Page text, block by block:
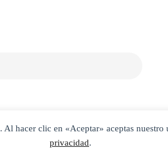
hacer clic en «Aceptar» aceptas
privacidad.